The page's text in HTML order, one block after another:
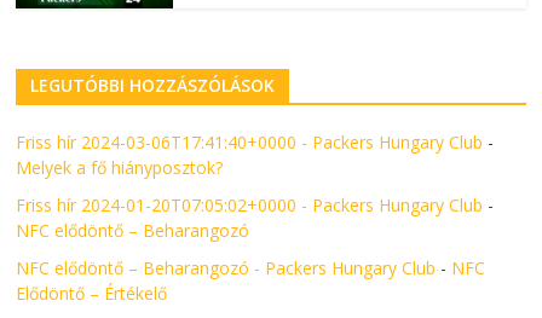
LEGUTÓBBI HOZZÁSZÓLÁSOK
Friss hír 2024-03-06T17:41:40+0000 - Packers Hungary Club -
Melyek a fő hiányposztok?
Friss hír 2024-01-20T07:05:02+0000 - Packers Hungary Club -
NFC elődöntő – Beharangozó
NFC elődöntő – Beharangozó - Packers Hungary Club - NFC
Elődöntő – Értékelő